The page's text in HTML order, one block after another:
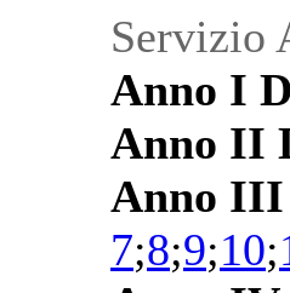
Servizio
Anno I
Anno II
Anno III
7;8;9;10;